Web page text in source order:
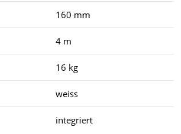
160 mm
4 m
16 kg
weiss
integriert